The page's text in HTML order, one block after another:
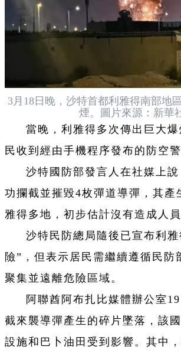
3月18日晚，沙特首都利雅得南部地
煙。圖片來源：新華
當晚，利雅得多次傳出巨大
民收到經由手機程序發布的防空警
沙特國防部發言人在社媒上
功攔截並摧毀4枚彈道導彈，其產
雅得多地，初步估計沒有造成人員
沙特民防總局隨後已宣布利雅
險”，但表示居民需繼續遵循民防
聚集並遠離危險區域。
阿聯酋阿布扎比媒體辦公室
截來襲導彈產生的碎片墜落，該
設施和巴卜油田受到影響。其中